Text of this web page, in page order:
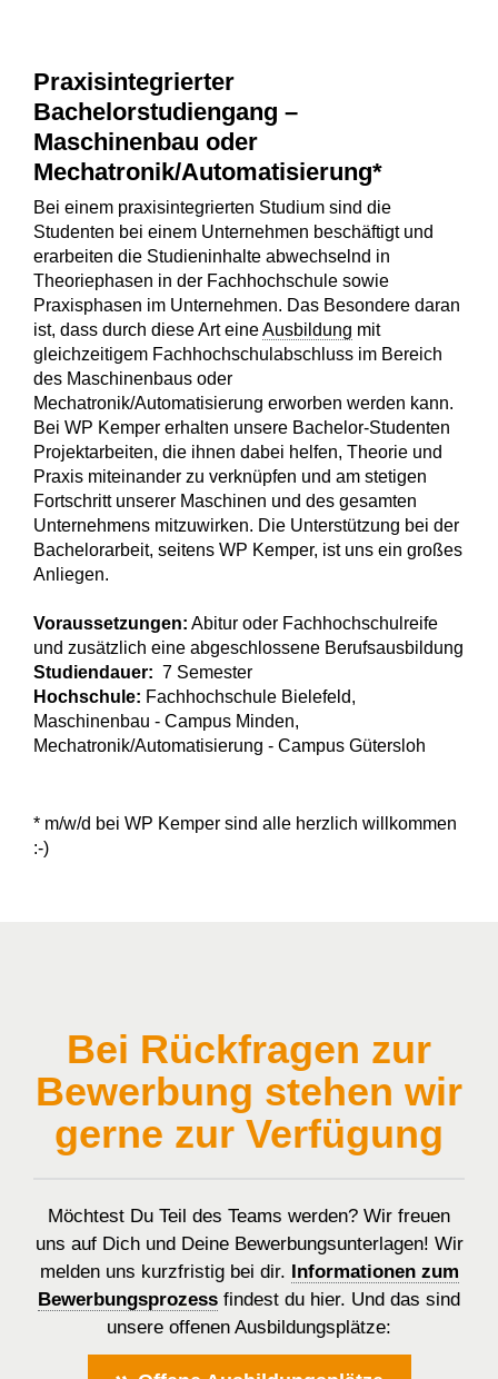
Praxisintegrierter
Bachelorstudiengang –
Maschinenbau oder
Mechatronik/Automatisierung*
Bei einem praxisintegrierten Studium sind die
Studenten bei einem Unternehmen beschäftigt und
erarbeiten die Studieninhalte abwechselnd in
Theoriephasen in der Fachhochschule sowie
Praxisphasen im Unternehmen. Das Besondere daran
ist, dass durch diese Art eineAusbildung mit
gleichzeitigem Fachhochschulabschluss im Bereich
des Maschinenbaus oder
Mechatronik/Automatisierung erworben werden kann.
Bei WP Kemper erhalten unsere Bachelor-Studenten
Projektarbeiten, die ihnen dabei helfen, Theorie und
Praxis miteinander zu verknüpfen und am stetigen
Fortschritt unserer Maschinen und des gesamten
Unternehmens mitzuwirken. Die Unterstützung bei der
Bachelorarbeit, seitens WP Kemper, ist uns ein großes
Anliegen.
Voraussetzungen: Abitur oder Fachhochschulreife
und zusätzlich eine abgeschlossene Berufsausbildung
Studiendauer: 7 Semester
Hochschule: Fachhochschule Bielefeld,
Maschinenbau - Campus Minden,
Mechatronik/Automatisierung - Campus Gütersloh
* m/w/d bei WP Kemper sind alle herzlich willkommen
:-)
Bei Rückfragen zur
Bewerbung stehen wir
gerne zur Verfügung
Möchtest Du Teil des Teams werden? Wir freuen
uns auf Dich und Deine Bewerbungsunterlagen! Wir
melden uns kurzfristig bei dir. Informationen zum
Bewerbungsprozess findest du hier. Und das sind
unsere offenen Ausbildungsplätze: